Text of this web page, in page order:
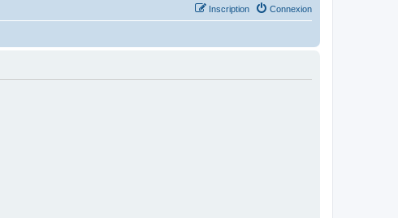
Connexion
Inscription